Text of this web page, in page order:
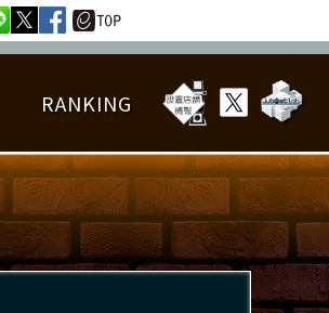
詳細楽曲データ
EDIT譜面
RANKING
RANKING